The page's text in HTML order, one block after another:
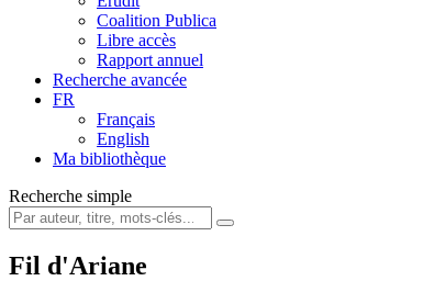
Coalition Publica
Libre accès
Rapport annuel
Recherche avancée
FR
Français
English
Ma bibliothèque
Recherche simple
Fil d'Ariane